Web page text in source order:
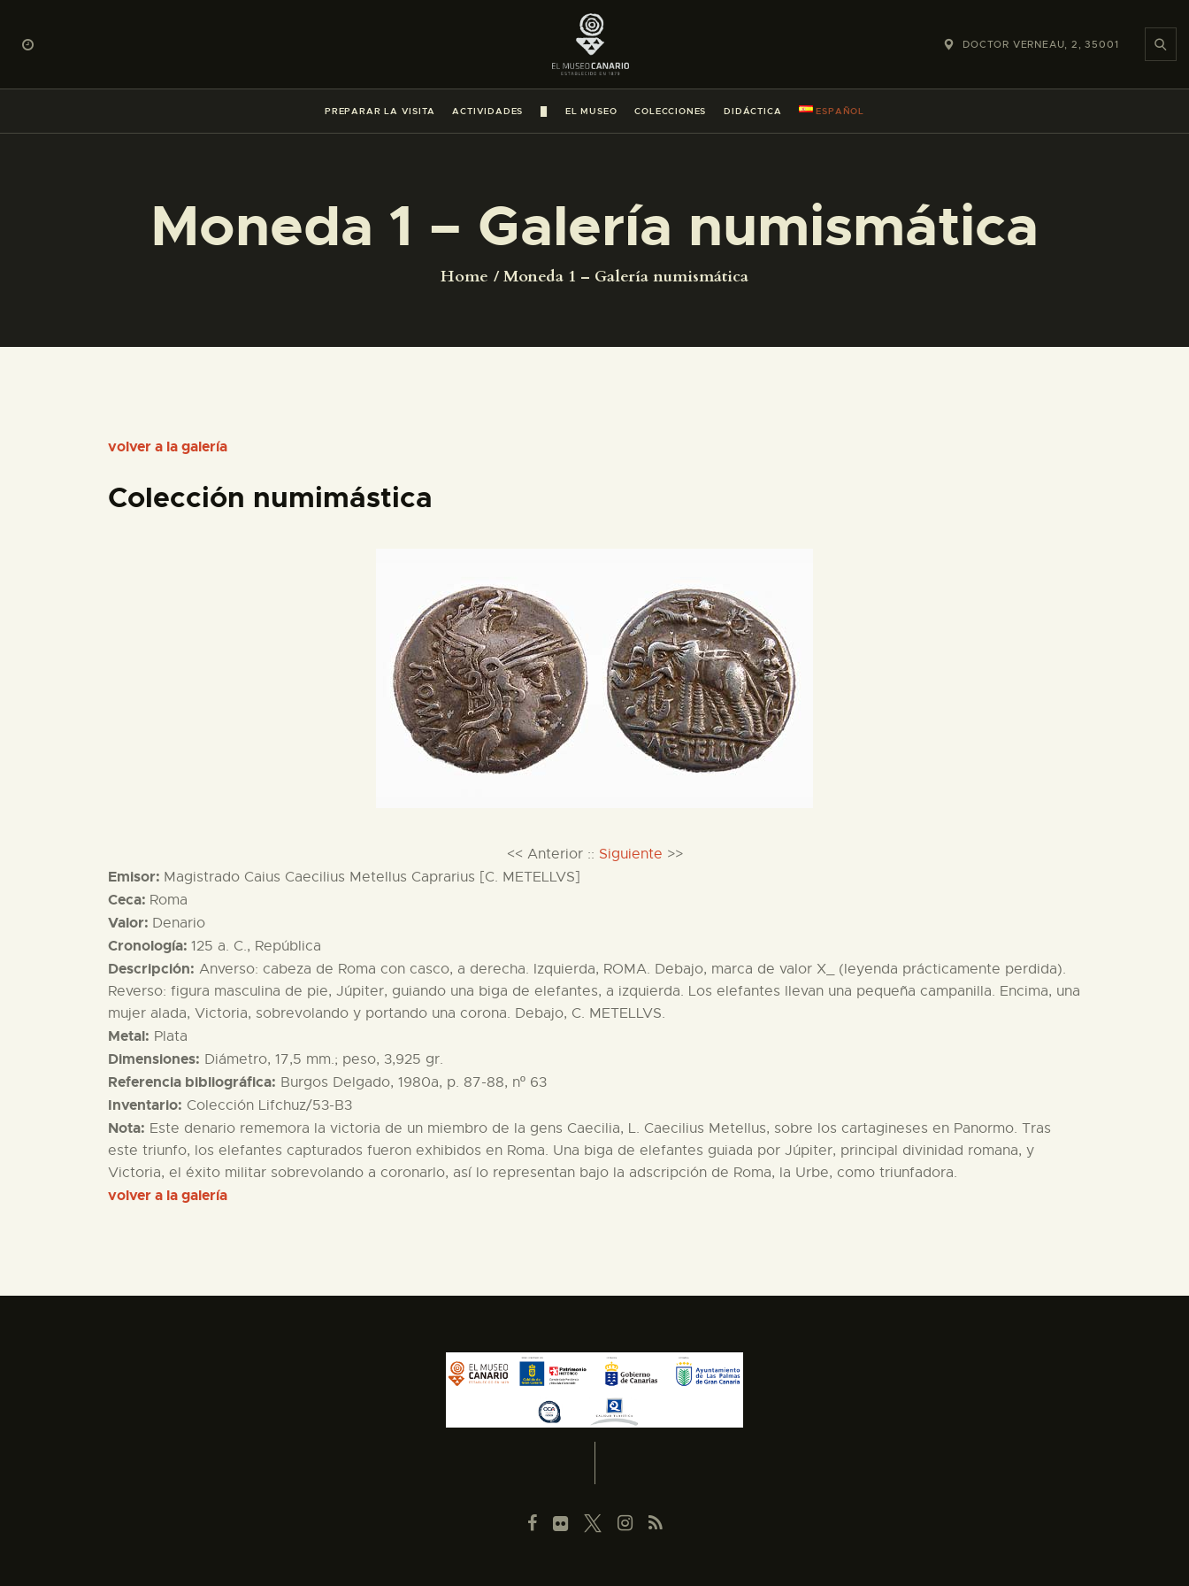
DOCTOR VERNEAU, 2, 35001
PREPARAR LA VISITA ACTIVIDADES EL MUSEO COLECCIONES DIDÁCTICA ESPAÑOL
Moneda 1 – Galería numismática
Home Moneda 1 – Galería numismática
PREPARAR LA VISITA
ACTIVIDADES
█
COLECCIONES
EL MUSEO
COLECCIONES
DIDÁCTICA
ESPAÑOL
volver a la galería
Colección numimástica
<< Anterior :: Siguiente >>
Emisor: Magistrado Caius Caecilius Metellus Caprarius [C. METELLVS]
Ceca: Roma
Valor: Denario
Cronología: 125 a. C., República
Descripción: Anverso: cabeza de Roma con casco, a derecha. Izquierda, ROMA. Debajo, marca de valor X_ (leyenda prácticamente perdida).
Reverso: figura masculina de pie, Júpiter, guiando una biga de elefantes, a izquierda. Los elefantes llevan una pequeña campanilla. Encima, una
mujer alada, Victoria, sobrevolando y portando una corona. Debajo, C. METELLVS.
Metal: Plata
Dimensiones: Diámetro, 17,5 mm.; peso, 3,925 gr.
Referencia bibliográfica: Burgos Delgado, 1980a, p. 87-88, nº 63
Inventario: Colección Lifchuz/53-B3
Nota: Este denario rememora la victoria de un miembro de la gens Caecilia, L. Caecilius Metellus, sobre los cartagineses en Panormo. Tras
este triunfo, los elefantes capturados fueron exhibidos en Roma. Una biga de elefantes guiada por Júpiter, principal divinidad romana, y
Victoria, el éxito militar sobrevolando a coronarlo, así lo representan bajo la adscripción de Roma, la Urbe, como triunfadora.
volver a la galería